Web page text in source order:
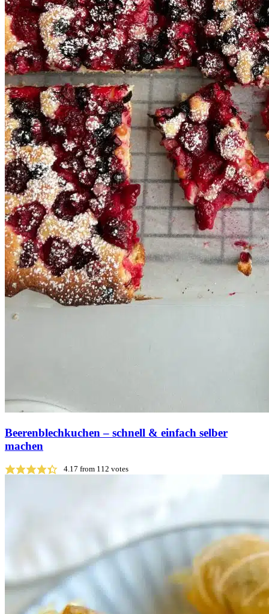
Beeren­blechkuchen – schnell & einfach selber
machen
4.17 from 112 votes